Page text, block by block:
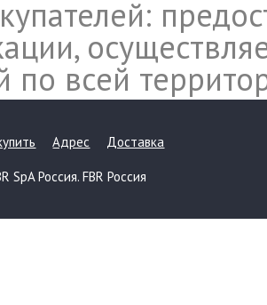
по всей
Адрес Доставка
SpA Россия. FBR Россия